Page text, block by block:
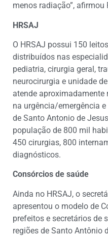
menos radiação”, afirmou
HRSAJ
O HRSAJ possui 150
distribuídos nas
pediatria, cirurgia geral,
neurocirurgia e unidade
atende aproximadamente
na urgência/emergência
de Santo Antonio de
população de 800 mil
450 cirurgias, 800
diagnósticos.
Consórcios de saúde
Ainda no HRSAJ, o
apresentou o modelo de
prefeitos e secretários de
regiões de Santo Antônio